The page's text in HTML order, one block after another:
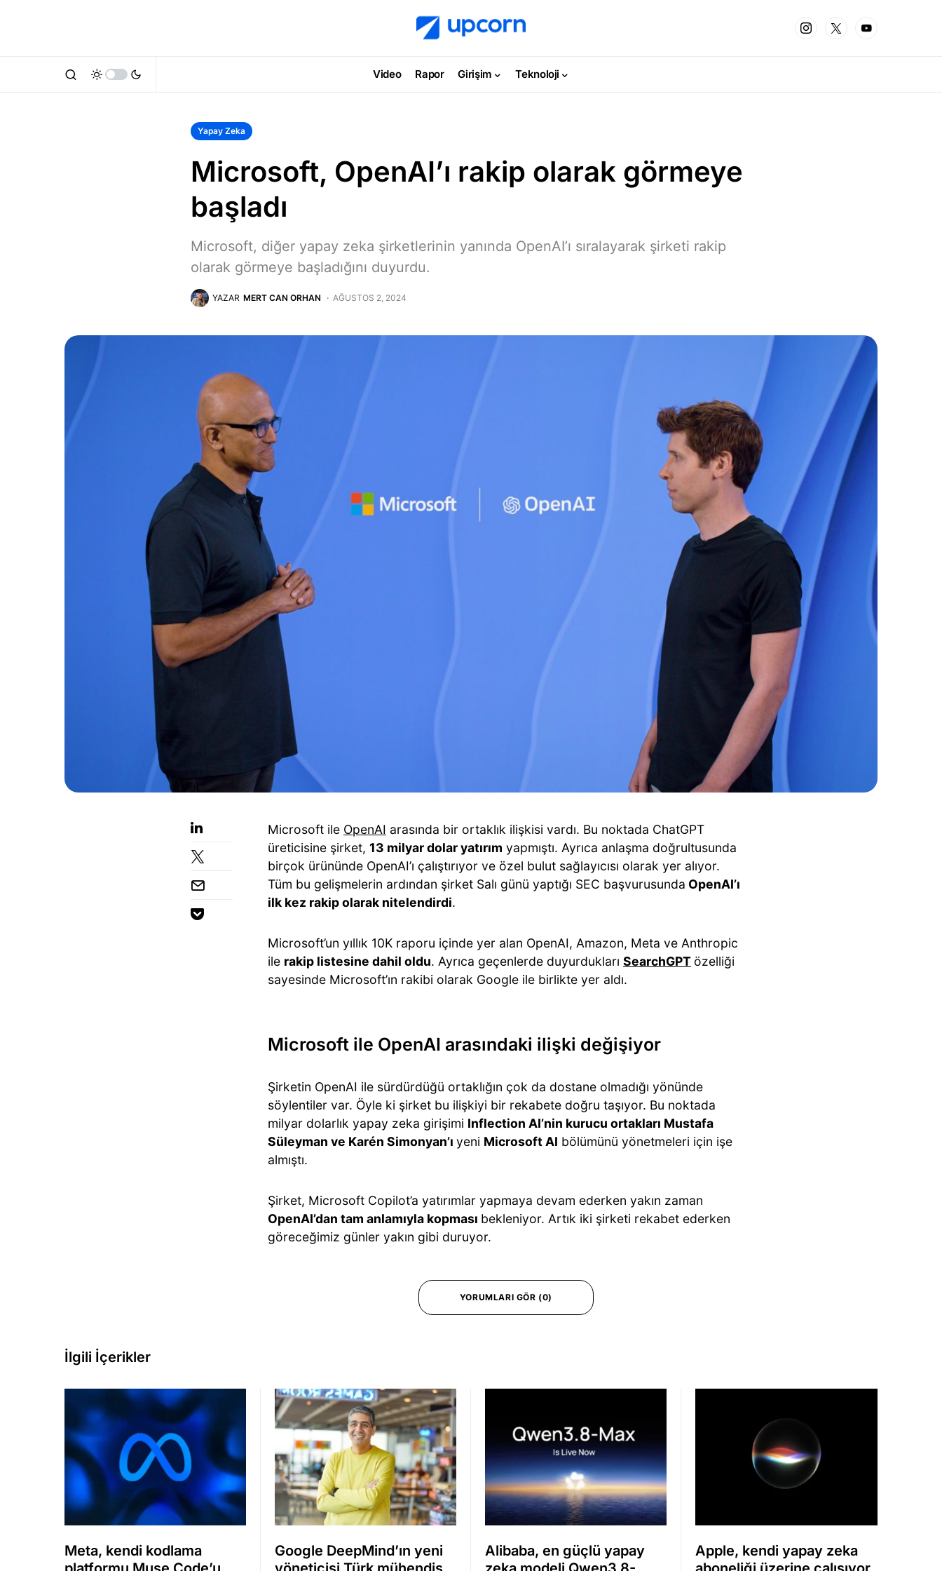
Video Rapor Girişim Teknoloji
Yapay Zeka
Microsoft, OpenAI’ı rakip olarak görmeye
başladı
Microsoft, diğer yapay zeka şirketlerinin yanında OpenAI’ı sıralayarak şirketi rakip
olarak görmeye başladığını duyurdu.
YAZAR MERT CAN ORHAN AĞUSTOS 2, 2024
Microsoft ile OpenAI arasında bir ortaklık ilişkisi vardı. Bu noktada ChatGPT
üreticisine şirket, 13 milyar dolar yatırım yapmıştı. Ayrıca anlaşma doğrultusunda
birçok ürününde OpenAI’ı çalıştırıyor ve özel bulut sağlayıcısı olarak yer alıyor.
Tüm bu gelişmelerin ardından şirket Salı günü yaptığı SEC başvurusunda OpenAI’ı
ilk kez rakip olarak nitelendirdi.
Microsoft’un yıllık 10K raporu içinde yer alan OpenAI, Amazon, Meta ve Anthropic
ile rakip listesine dahil oldu. Ayrıca geçenlerde duyurdukları SearchGPT özelliği
sayesinde Microsoft’ın rakibi olarak Google ile birlikte yer aldı.
Microsoft ile OpenAI arasındaki ilişki değişiyor
Şirketin OpenAI ile sürdürdüğü ortaklığın çok da dostane olmadığı yönünde
söylentiler var. Öyle ki şirket bu ilişkiyi bir rekabete doğru taşıyor. Bu noktada
milyar dolarlık yapay zeka girişimi Inflection AI’nin kurucu ortakları Mustafa
Süleyman ve Karén Simonyan’ı yeni Microsoft AI bölümünü yönetmeleri için işe
almıştı.
Şirket, Microsoft Copilot’a yatırımlar yapmaya devam ederken yakın zaman
OpenAI’dan tam anlamıyla kopması bekleniyor. Artık iki şirketi rekabet ederken
göreceğimiz günler yakın gibi duruyor.
YORUMLARI GÖR (0)
İlgili İçerikler
Meta, kendi kodlama
Google DeepMind’ın yeni
Alibaba, en güçlü yapay
Apple, kendi yapay zeka